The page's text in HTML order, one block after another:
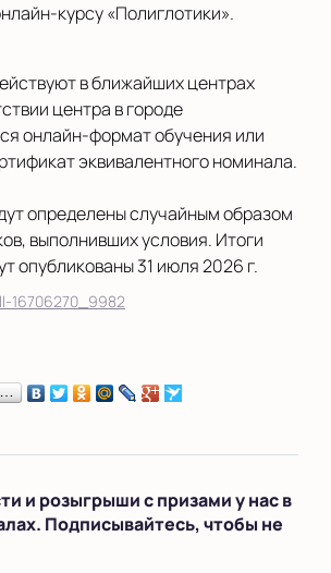
курсу «Полиглотики».
в ближайших центрах
центра в городе
онлайн-формат обучения или
эквивалентного номинала.
определены случайным образом
выполнивших условия. Итоги
опубликованы 31 июля 2026 г.
16706270_9982
и розыгрыши с призами у нас в
Подписывайтесь, чтобы не